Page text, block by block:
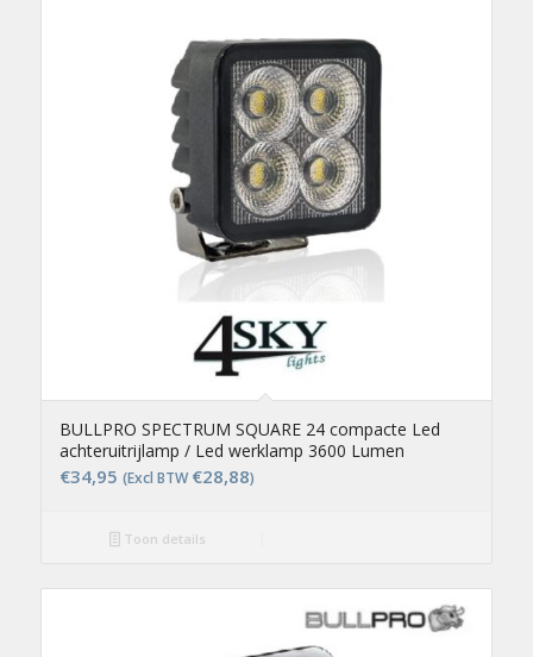
BULLPRO SPECTRUM SQUARE 24 compacte Led
achteruitrijlamp / Led werklamp 3600 Lumen
€34,95 (Excl BTW €28,88)
Toon details